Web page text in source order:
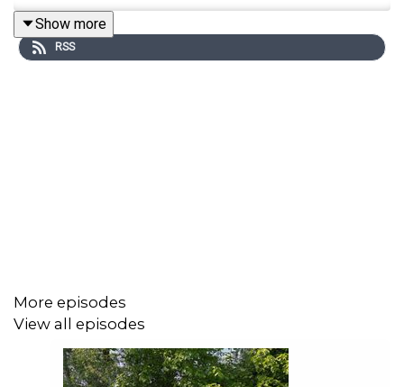
Wij zijn er zelf gaan kijken en Libanon expert Merijn Tol
aardappel en walnoot.
In het supplement gaat Jeroen op bezoek bij Esther
Show more
RSS
More episodes
View all episodes